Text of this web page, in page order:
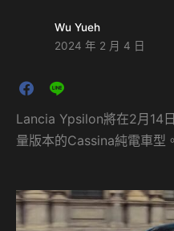
Wu Yueh
2024 年 2 月 4 日
Lancia Ypsilon將在2月14
量版本的Cassina純電車型